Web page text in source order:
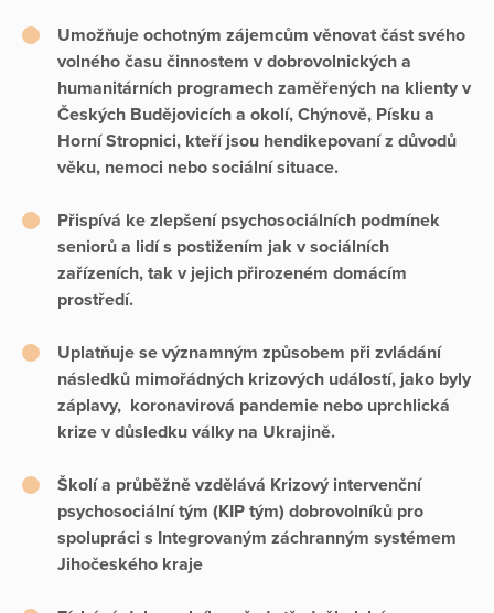
Umožňuje ochotným zájemcům věnovat část svého
volného času činnostem v dobrovolnických a
humanitárních programech zaměřených na klienty v
Českých Budějovicích a okolí, Chýnově, Písku a
Horní Stropnici, kteří jsou hendikepovaní z důvodů
věku, nemoci nebo sociální situace.
Přispívá ke zlepšení psychosociálních podmínek
seniorů a lidí s postižením jak v sociálních
zařízeních, tak v jejich přirozeném domácím
prostředí.
Uplatňuje se významným způsobem při zvládání
následků mimořádných krizových událostí, jako byly
záplavy, koronavirová pandemie nebo uprchlická
krize v důsledku války na Ukrajině.
Školí a průběžně vzdělává Krizový intervenční
psychosociální tým (KIP tým) dobrovolníků pro
spolupráci s Integrovaným záchranným systémem
Jihočeského kraje